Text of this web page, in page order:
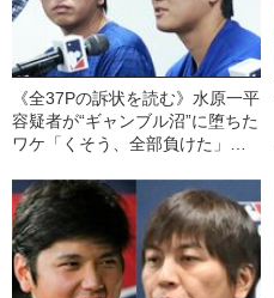
《全37Pの訴状を読む》水原一平
容疑者が“ギャンブル沼”に堕ちた
ワケ「くそう、全部負けた」
「アメリカに戻ったら返済す
る」